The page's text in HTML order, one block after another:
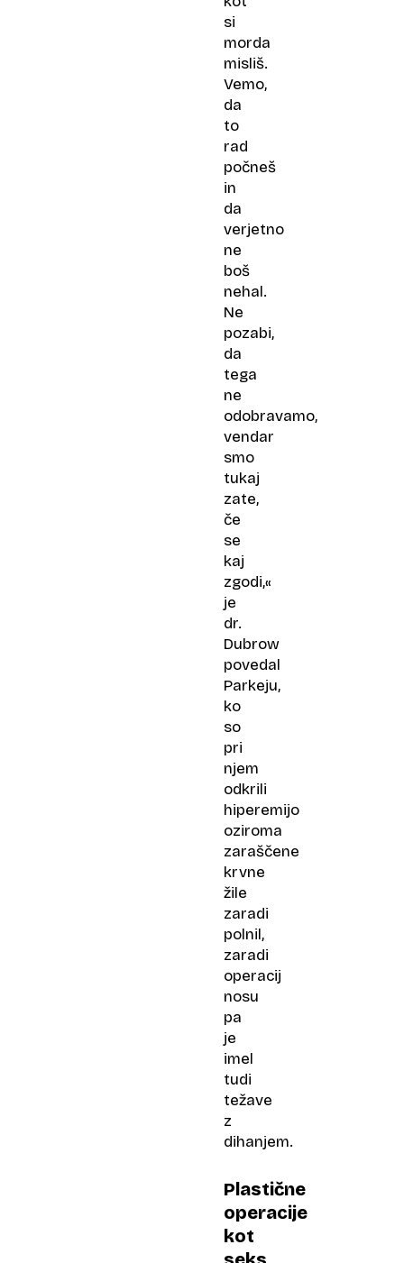
si
morda
misliš.
Vemo,
da
to
rad
počneš
in
da
verjetno
ne
boš
nehal.
Ne
pozabi,
da
tega
ne
odobravamo,
vendar
smo
tukaj
zate,
če
se
kaj
zgodi,«
je
dr.
Dubrow
povedal
Parkeju,
ko
so
pri
njem
odkrili
hiperemijo
oziroma
zaraščene
krvne
žile
zaradi
polnil,
zaradi
operacij
nosu
pa
je
imel
tudi
težave
z
dihanjem.
Plastične
operacije
kot